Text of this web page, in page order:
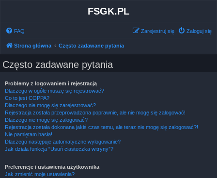
FSGK.PL
FAQ Zaloguj się
Zarejestruj się
Strona główna Często zadawane pytania
Często zadawane pytania
Problemy z logowaniem i rejestracją
Dlaczego w ogóle muszę się rejestrować?
Co to jest COPPA?
Dlaczego nie mogę się zarejestrować?
Rejestracja została przeprowadzona poprawnie, ale nie mogę się zalogować!
Dlaczego nie mogę się zalogować?
Rejestracja została dokonana jakiś czas temu, ale teraz nie mogę się zalogować?!
Nie pamiętam hasła!
Dlaczego następuje automatyczne wylogowanie?
Jak działa funkcja “Usuń ciasteczka witryny”?
Preferencje i ustawienia użytkownika
Jak zmienić moje ustawienia?